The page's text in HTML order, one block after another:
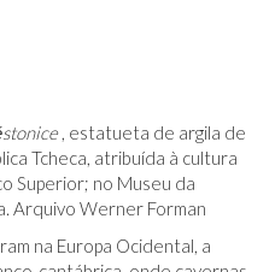
, estatueta de argila de
Tcheca, atribuída à cultura
Superior; no Museu da
Arquivo Werner Forman
na Europa Ocidental, a